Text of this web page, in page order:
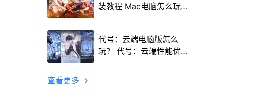
装教程 Mac电脑怎么玩
代号：云端电脑版怎么
玩？ 代号：云端性能优
查看更多